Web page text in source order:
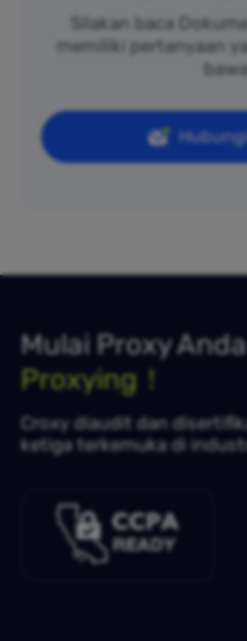
Silakan baca
memiliki pertanyaan
Mulai Proxy
Proxying！
Croxy diaudit dan
ketiga terkemuka di